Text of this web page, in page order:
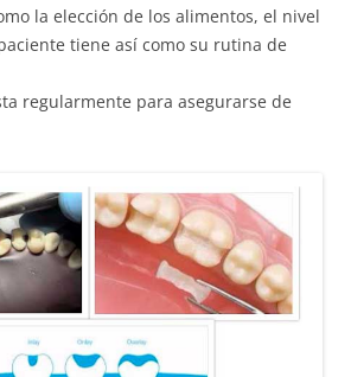
la elección de los alimentos, el nivel
tiene así como su rutina de
regularmente para asegurarse de